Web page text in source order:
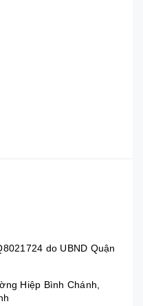
do UBND Quận
Hiệp Bình Chánh,